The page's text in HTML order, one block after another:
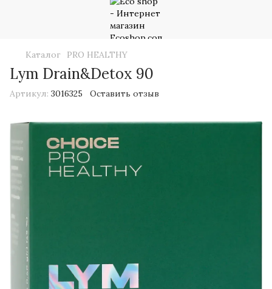
Каталог PRO HEALTHY
Lym Drain&Detox 90
Артикул: 3016325 Оставить отзыв